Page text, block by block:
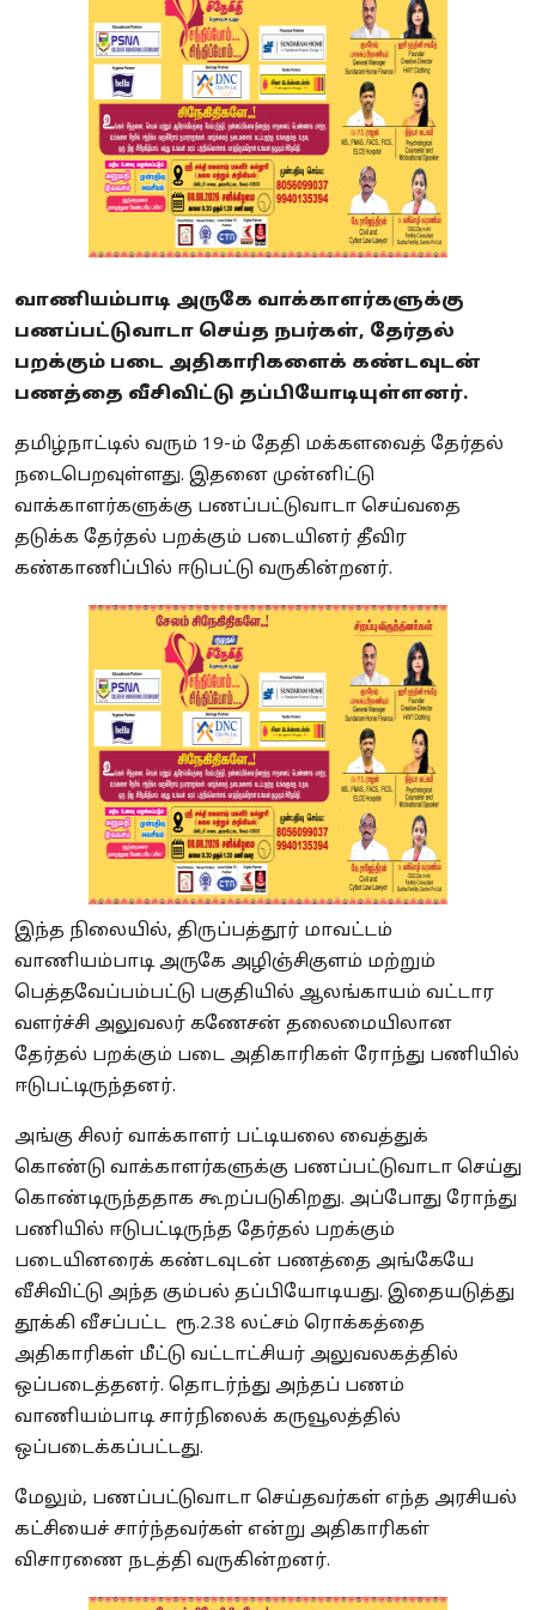
வாணியம்பாடி அருகே வாக்காளர்களுக்கு
பணப்பட்டுவாடா செய்த நபர்கள், தேர்தல்
பறக்கும் படை அதிகாரிகளைக் கண்டவுடன்
பணத்தை வீசிவிட்டு தப்பியோடியுள்ளனர்.
தமிழ்நாட்டில் வரும் 19-ம் தேதி மக்களவைத் தேர்தல்
நடைபெறவுள்ளது. இதனை முன்னிட்டு
வாக்காளர்களுக்கு பணப்பட்டுவாடா செய்வதை
தடுக்க தேர்தல் பறக்கும் படையினர் தீவிர
கண்காணிப்பில் ஈடுபட்டு வருகின்றனர்.
இந்த நிலையில், திருப்பத்தூர் மாவட்டம்
வாணியம்பாடி அருகே அழிஞ்சிகுளம் மற்றும்
பெத்தவேப்பம்பட்டு பகுதியில் ஆலங்காயம் வட்டார
வளர்ச்சி அலுவலர் கணேசன் தலைமையிலான
தேர்தல் பறக்கும் படை அதிகாரிகள் ரோந்து பணியில்
ஈடுபட்டிருந்தனர்.
அங்கு சிலர் வாக்காளர் பட்டியலை வைத்துக்
கொண்டு வாக்காளர்களுக்கு பணப்பட்டுவாடா செய்து
கொண்டிருந்ததாக கூறப்படுகிறது. அப்போது ரோந்து
பணியில் ஈடுபட்டிருந்த தேர்தல் பறக்கும்
படையினரைக் கண்டவுடன் பணத்தை அங்கேயே
வீசிவிட்டு அந்த கும்பல் தப்பியோடியது. இதையடுத்து
தூக்கி வீசப்பட்ட ரூ.2.38 லட்சம் ரொக்கத்தை
அதிகாரிகள் மீட்டு வட்டாட்சியர் அலுவலகத்தில்
ஒப்படைத்தனர். தொடர்ந்து அந்தப் பணம்
வாணியம்பாடி சார்நிலைக் கருவூலத்தில்
ஒப்படைக்கப்பட்டது.
மேலும், பணப்பட்டுவாடா செய்தவர்கள் எந்த அரசியல்
கட்சியைச் சார்ந்தவர்கள் என்று அதிகாரிகள்
விசாரணை நடத்தி வருகின்றனர்.